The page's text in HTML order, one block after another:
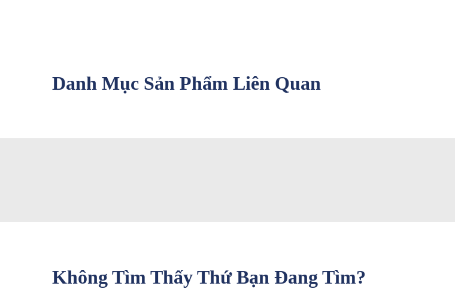
Danh Mục Sản Phẩm Liên Quan
Không Tìm Thấy Thứ Bạn Đang Tìm?